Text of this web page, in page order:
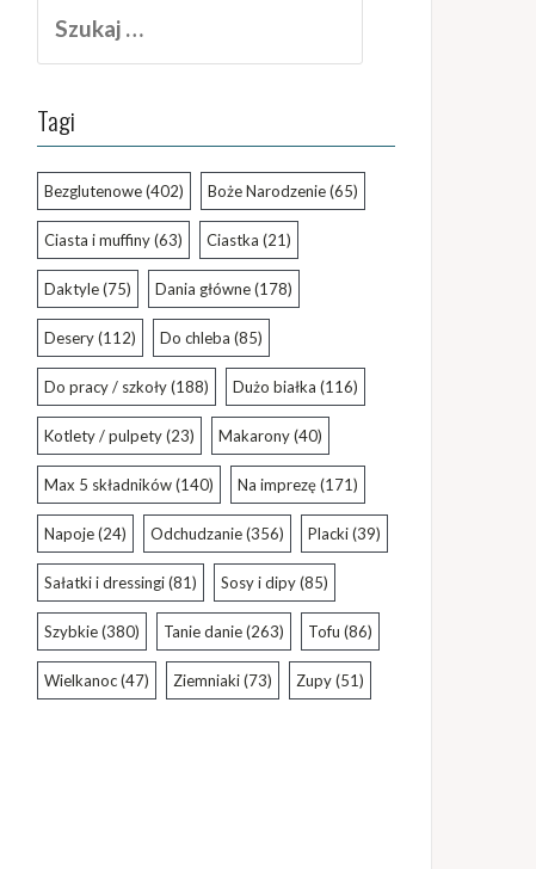
Tagi
Bezglutenowe(402) Boże Narodzenie(65)
Ciasta i muffiny(63) Ciastka (21)
Daktyle(75) Dania główne(178)
Desery(112) Do chleba (85)
Do pracy / szkoły(188) Dużo białka (116)
Kotlety / pulpety(23) Makarony(40)
Max 5 składników(140) Na imprezę(171)
Napoje(24) Odchudzanie(356) Placki(39)
Sałatki i dressingi(81) Sosy i dipy(85)
Szybkie(380) Tanie danie(263) Tofu (86)
Wielkanoc(47) Ziemniaki(73) Zupy(51)